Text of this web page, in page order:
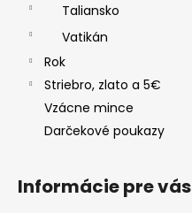
Taliansko
Vatikán
Rok
Striebro, zlato a 5€
Vzácne mince
Darčekové poukazy
Informácie pre vás